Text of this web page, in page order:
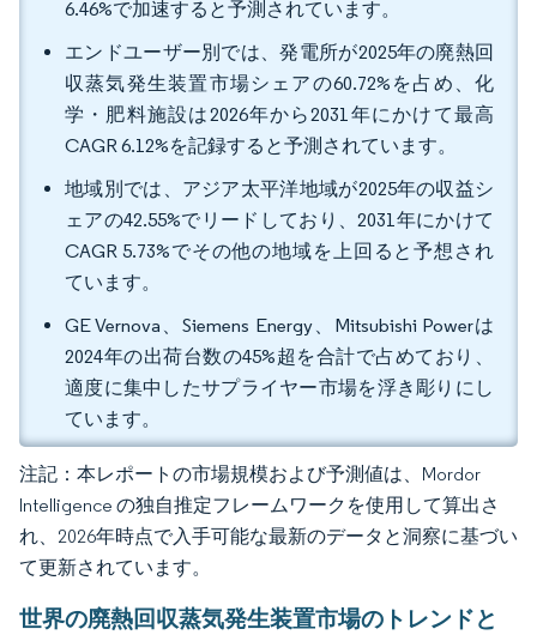
6.46%で加速すると予測されています。
エンドユーザー別では、発電所が2025年の廃熱回
収蒸気発生装置市場シェアの60.72%を占め、化
学・肥料施設は2026年から2031年にかけて最高
CAGR 6.12%を記録すると予測されています。
地域別では、アジア太平洋地域が2025年の収益シ
ェアの42.55%でリードしており、2031年にかけて
CAGR 5.73%でその他の地域を上回ると予想され
ています。
GE Vernova、Siemens Energy、Mitsubishi Powerは
2024年の出荷台数の45%超を合計で占めており、
適度に集中したサプライヤー市場を浮き彫りにし
ています。
注記：本レポートの市場規模および予測値は、Mordor
Intelligence の独自推定フレームワークを使用して算出さ
れ、2026年時点で入手可能な最新のデータと洞察に基づい
て更新されています。
世界の廃熱回収蒸気発生装置市場のトレンドと